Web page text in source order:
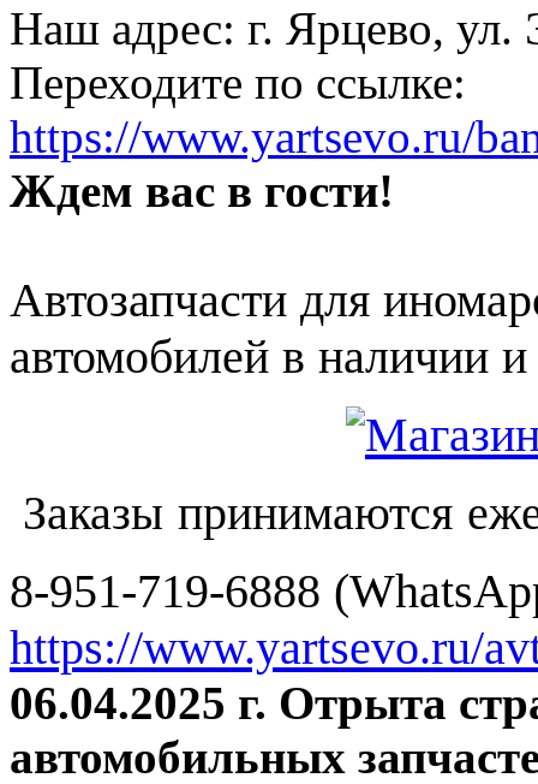
Наш адрес: г. Ярцево, ул.
Переходите по ссылке:
https://www.yartsevo.ru/
Ждем вас в гости!
Автозапчасти для
автомобилей в наличии и
Заказы принимаются
8-951-719-6888
https://www.yartsevo.ru/
06.04.2025 г. Отрыта
автомобильных